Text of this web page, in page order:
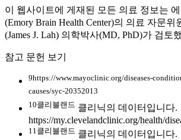
이 웹사이트에 게재된 모든 의료 정보는
(Emory Brain Health Center)의 의료 자문위
(James J. Lah) 의학박사(MD, PhD)가 검토
참고 문헌 보기
9https://www.mayoclinic.org/diseases-
causes/syc-20352013
10클리블랜드 클리닉의 데이터입니다.
https://my.clevelandclinic.org/health/
11클리블랜드 클리닉의 데이터입니다.